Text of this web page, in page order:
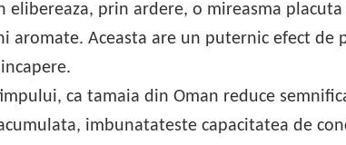
elibereaza, prin ardere, o mireasma
aromate. Aceasta are un puternic efect de
ca tamaia din Oman reduce
imbunatateste capacitatea de